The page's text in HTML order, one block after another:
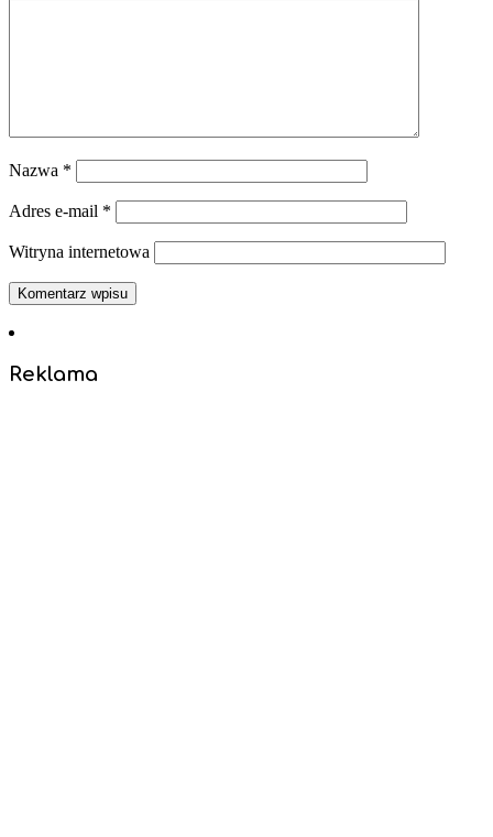
Nazwa *
Adres e-mail *
Witryna internetowa
Reklama